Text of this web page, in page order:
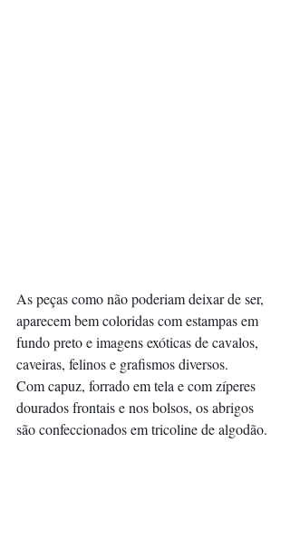
As peças como não poderiam deixar de ser,
aparecem bem coloridas com estampas em
fundo preto e imagens exóticas de cavalos,
caveiras, felinos e grafismos diversos.
Com capuz, forrado em tela e com zíperes
dourados frontais e nos bolsos, os abrigos
são confeccionados em tricoline de algodão.